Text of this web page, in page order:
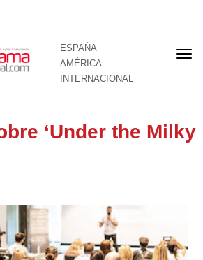
ESPAÑA
AMÉRICA
INTERNACIONAL
‘Under the Milky